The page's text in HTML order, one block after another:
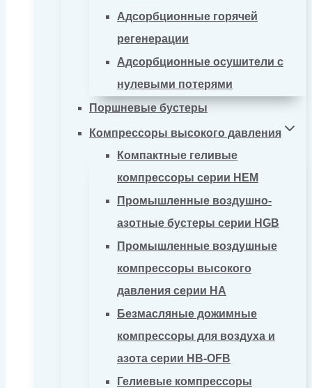
Адсорбционные горячей
регенерации
Адсорбционные осушители с
нулевыми потерями
Поршневые бустеры
Компрессоры высокого давления
Компактные геливые
компрессоры серии HEM
Промышленные воздушно-
азотные бустеры серии HGB
Промышленные воздушные
компрессоры высокого
давления серии HA
Безмасляные дожимные
компрессоры для воздуха и
азота серии HB-OFB
Гелиевые компрессоры